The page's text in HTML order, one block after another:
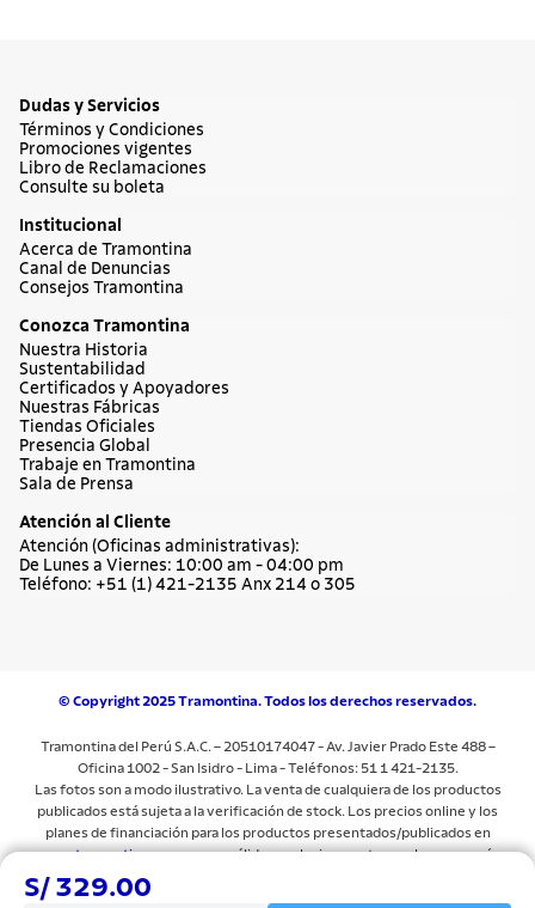
S/ 329.00
Dudas y Servicios
Términos y Condiciones
Promociones vigentes
Libro de Reclamaciones
Consulte su boleta
Institucional
Acerca de Tramontina
Canal de Denuncias
Consejos Tramontina
Conozca Tramontina
Nuestra Historia
Sustentabilidad
Certificados y Apoyadores
Nuestras Fábricas
Tiendas Oficiales
Presencia Global
Trabaje en Tramontina
Sala de Prensa
Atención al Cliente
Atención (Oficinas administrativas):
De Lunes a Viernes: 10:00 am - 04:00 pm
Teléfono: +51 (1) 421-2135 Anx 214 o 305
© Copyright 2025 Tramontina. Todos los derechos reservados.
Tramontina del Perú S.A.C. – 20510174047 - Av. Javier Prado Este 488 –
Oficina 1002 - San Isidro - Lima - Teléfonos: 51 1 421-2135.
Las fotos son a modo ilustrativo. La venta de cualquiera de los productos
publicados está sujeta a la verificación de stock. Los precios online y los
planes de financiación para los productos presentados/publicados en
www.tramontina.com.peson válidos exclusivamente para la compra vía
internet en las páginas antes mencionadas. Las especificaciones técnicas y
descripciones están sujetas a cambios sin previo aviso.Todos los precios y